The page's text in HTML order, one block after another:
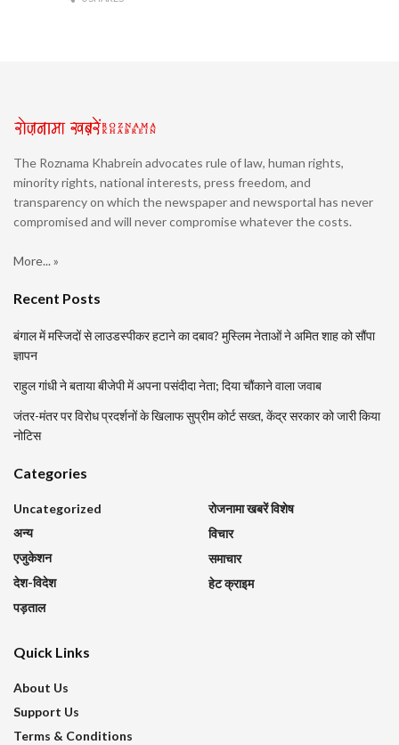
The Roznama Khabrein advocates rule of law, human rights,
minority rights, national interests, press freedom, and
transparency on which the newspaper and newsportal has never
compromised and will never compromise whatever the costs.
More... »
Recent Posts
बंगाल में मस्जिदों से लाउडस्पीकर हटाने का दबाव? मुस्लिम नेताओं ने अमित शाह को सौंपा
ज्ञापन
राहुल गांधी ने बताया बीजेपी में अपना पसंदीदा नेता; दिया चौंकाने वाला जवाब
जंतर-मंतर पर विरोध प्रदर्शनों के खिलाफ सुप्रीम कोर्ट सख्त, केंद्र सरकार को जारी किया
नोटिस
Categories
Uncategorized
अन्य
एजुकेशन
देश-विदेश
पड़ताल
रोजनामा खबरें विशेष
विचार
समाचार
हेट क्राइम
Quick Links
About Us
Support Us
Terms & Conditions